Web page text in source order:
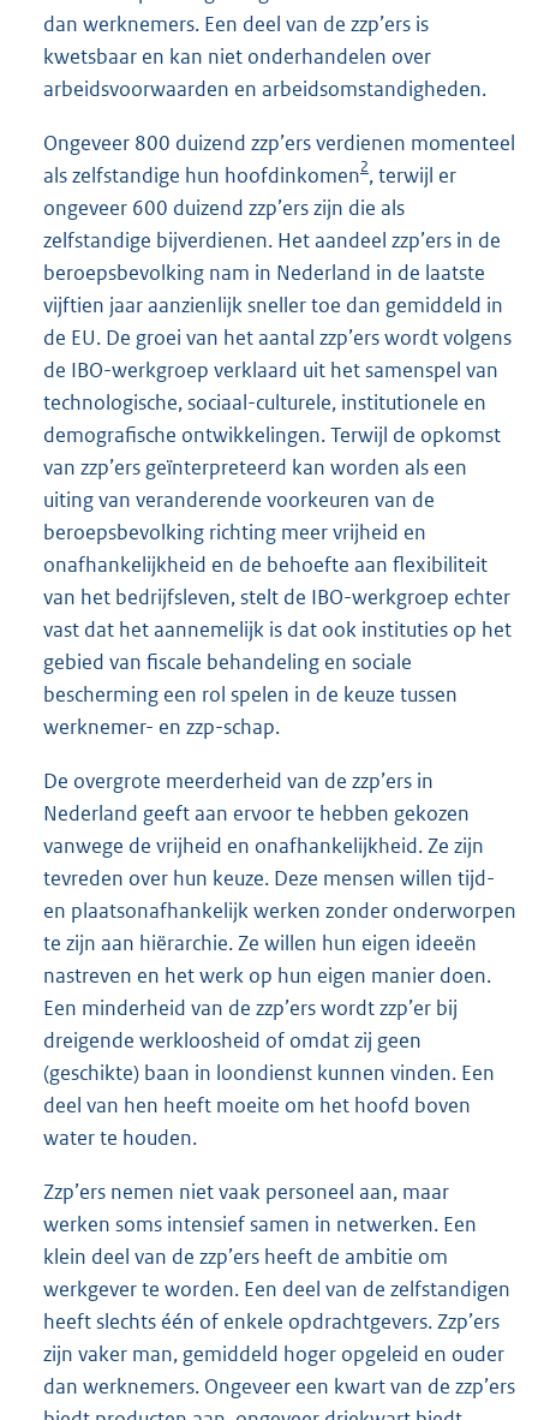
dan werknemers. Een deel van de zzp’ers is
kwetsbaar en kan niet onderhandelen over
arbeidsvoorwaarden en arbeidsomstandigheden.
Ongeveer 800 duizend zzp’ers verdienen momenteel
als zelfstandige hun hoofdinkomen2, terwijl er
ongeveer 600 duizend zzp’ers zijn die als
zelfstandige bijverdienen. Het aandeel zzp’ers in de
beroepsbevolking nam in Nederland in de laatste
vijftien jaar aanzienlijk sneller toe dan gemiddeld in
de EU. De groei van het aantal zzp’ers wordt volgens
de IBO-werkgroep verklaard uit het samenspel van
technologische, sociaal-culturele, institutionele en
demografische ontwikkelingen. Terwijl de opkomst
van zzp’ers geïnterpreteerd kan worden als een
uiting van veranderende voorkeuren van de
beroepsbevolking richting meer vrijheid en
onafhankelijkheid en de behoefte aan flexibiliteit
van het bedrijfsleven, stelt de IBO-werkgroep echter
vast dat het aannemelijk is dat ook instituties op het
gebied van fiscale behandeling en sociale
bescherming een rol spelen in de keuze tussen
werknemer- en zzp-schap.
De overgrote meerderheid van de zzp’ers in
Nederland geeft aan ervoor te hebben gekozen
vanwege de vrijheid en onafhankelijkheid. Ze zijn
tevreden over hun keuze. Deze mensen willen tijd-
en plaatsonafhankelijk werken zonder onderworpen
te zijn aan hiërarchie. Ze willen hun eigen ideeën
nastreven en het werk op hun eigen manier doen.
Een minderheid van de zzp’ers wordt zzp’er bij
dreigende werkloosheid of omdat zij geen
(geschikte) baan in loondienst kunnen vinden. Een
deel van hen heeft moeite om het hoofd boven
water te houden.
Zzp’ers nemen niet vaak personeel aan, maar
werken soms intensief samen in netwerken. Een
klein deel van de zzp’ers heeft de ambitie om
werkgever te worden. Een deel van de zelfstandigen
heeft slechts één of enkele opdrachtgevers. Zzp’ers
zijn vaker man, gemiddeld hoger opgeleid en ouder
dan werknemers. Ongeveer een kwart van de zzp’ers